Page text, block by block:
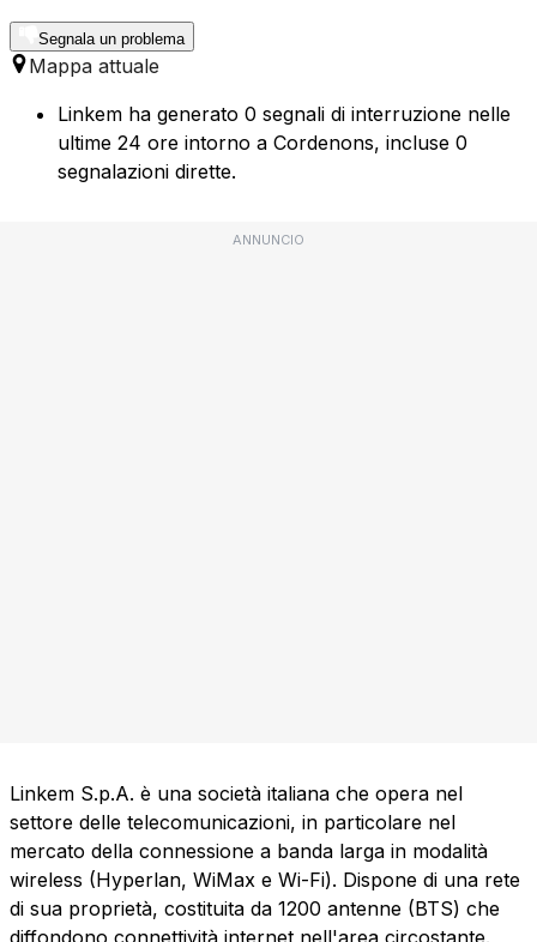
Segnala un problema
Mappa attuale
Linkem ha generato 0 segnali di interruzione nelle
ultime 24 ore intorno a Cordenons, incluse 0
segnalazioni dirette.
ANNUNCIO
Linkem S.p.A. è una società italiana che opera nel
settore delle telecomunicazioni, in particolare nel
mercato della connessione a banda larga in modalità
wireless (Hyperlan, WiMax e Wi-Fi). Dispone di una rete
di sua proprietà, costituita da 1200 antenne (BTS) che